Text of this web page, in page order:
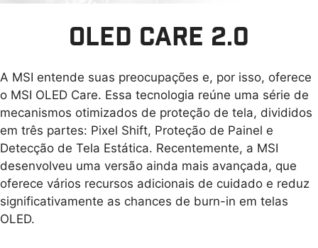
proporcionadas por um painel RGB de 10 bits,
você tem a sensação de estar dentro da cena.
Quantum Dot desenvolvida de forma dinâmica.
OLED CARE 2.0
A MSI entende suas preocupações e, por isso, oferece
o MSI OLED Care. Essa tecnologia reúne uma série de
mecanismos otimizados de proteção de tela, divididos
em três partes: Pixel Shift, Proteção de Painel e
Detecção de Tela Estática. Recentemente, a MSI
desenvolveu uma versão ainda mais avançada, que
oferece vários recursos adicionais de cuidado e reduz
significativamente as chances de burn-in em telas
OLED.